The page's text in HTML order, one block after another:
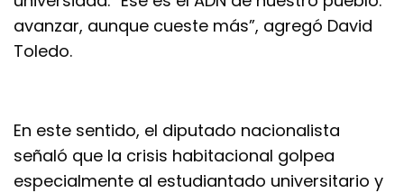
avanzar, aunque cueste más”, agregó David
Toledo.
En este sentido, el diputado nacionalista
señaló que la crisis habitacional golpea
especialmente al estudiantado universitario y